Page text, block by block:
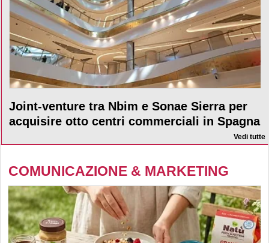
Joint-venture tra Nbim e Sonae Sierra per
acquisire otto centri commerciali in Spagna
Vedi tutte
COMUNICAZIONE & MARKETING